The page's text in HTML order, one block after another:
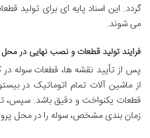
گردد. این اسناد پایه ای برای تولید
می شوند.
فرایند تولید قطعات و نصب نهایی در محل
پس از تأیید نقشه ها، قطعات سوله در
از ماشین آلات تمام اتوماتیک در
قطعات یکنواخت و دقیق باشد. سپس،
زمان بندی مشخص، سوله را در محل